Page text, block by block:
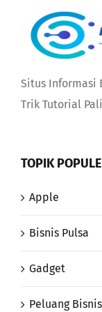
Situs Informasi
Trik Tutorial
TOPIK
Apple
Bisnis Pulsa
Gadget
Peluang Bisnis